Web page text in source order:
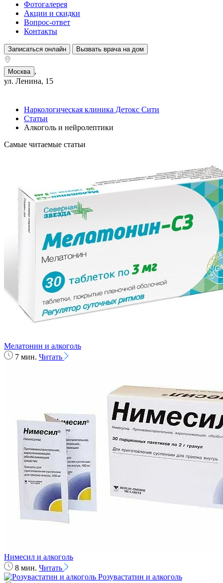
Фотогалерея
Акции и скидки
Вопрос-ответ
Контакты
Записаться онлайн Вызвать врача на дом
Москва ,
ул. Ленина, 15
Наркологическая клиника Детокс Сити
Статьи
Алкоголь и нейролептики
Самые читаемые статьи
Мелатонин и алкоголь
7 мин. Читать
Нимесил и алкоголь
8 мин. Читать
Розувастатин и алкоголь